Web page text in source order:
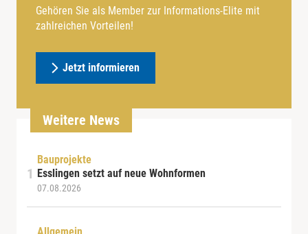
Gehören Sie als Member zur Informations-Elite mit
zahlreichen Vorteilen!
Jetzt informieren
Weitere News
Bauprojekte
Esslingen setzt auf neue Wohnformen
07.08.2026